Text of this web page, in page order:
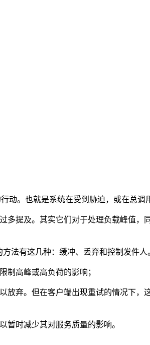
动。也就是系统在受到胁迫，或在总
多提及。其实它们对于处理负载峰值
法有这几种：缓冲、丢弃和控制发件人
高峰或高负荷的影响；
弃。但在客户端出现重试的情况下，
时减少其对服务质量的影响。